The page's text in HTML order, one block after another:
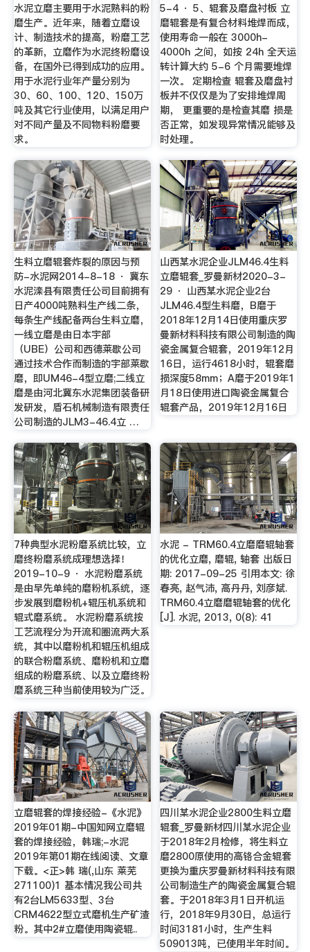
水泥立磨主要用于水泥熟料的粉
磨生产。近年来，随着立磨设
计、制造技术的提高，粉磨工艺
的革新，立磨作为水泥终粉磨设
备，在国外已得到成功的应用。
用于水泥行业年产量分别为
30、60、100、120、150万
吨及其它行业使用，以满足用户
对不同产量及不同物料粉磨要
求。
5-4 · 5、辊套及磨盘衬板 立
磨辊套是有复合材料堆焊而成，
使用寿命一般在 3000h-
4000h 之间，如按 24h 全天运
转计算大约 5-6 个月需要堆焊
一次。 定期检查 辊套及磨盘衬
板并不仅仅是为了安排堆焊周
期， 更重要的是检查其磨 损是
否正常，如发现异常情况能够及
时处理。
生料立磨辊套炸裂的原因与预
防-水泥网2014-8-18 · 冀东
水泥滦县有限责任公司目前拥有
日产4000吨熟料生产线二条，
每条生产线配备两台生料立磨，
一线立磨是由日本宇部
（UBE）公司和西德莱歇公司
通过技术合作而制造的宇部莱歇
磨，即UM46-4型立磨;二线立
磨是由河北冀东水泥集团装备研
发研发，盾石机械制造有限责任
公司制造的JLM3-46.4立 …
山西某水泥企业JLM46.4生料
立磨辊套_罗曼新材2020-3-
29 · 山西某水泥企业2台
JLM46.4型生料磨，B磨于
2018年12月14日使用重庆罗
曼新材料科技有限公司制造的陶
瓷金属复合辊套，2019年12月
16日，运行4618小时，辊套磨
损深度58mm；A磨于2019年1
月18日使用进口陶瓷金属复合
辊套产品，2019年12月16日
7种典型水泥粉磨系统比较，立
磨终粉磨系统成理想选择！
2019-10-9 · 水泥粉磨系统
是由早先单纯的磨粉机系统，逐
步发展到磨粉机+辊压机系统和
辊式磨系统。 水泥粉磨系统按
工艺流程分为开流和圈流两大系
统，其中以磨粉机和辊压机组成
的联合粉磨系统、磨粉机和立磨
组成的粉磨系统、以及立磨终粉
磨系统三种当前使用较为广泛。
水泥 - TRM60.4立磨磨辊轴套
的优化立磨, 磨辊, 轴套 出版日
期: 2017-09-25 引用本文: 徐
春亮, 赵气沛, 高丹丹, 刘彦斌.
TRM60.4立磨磨辊轴套的优化
[J]. 水泥, 2013, 0(8): 41
立磨辊套的焊接经验-《水泥》
2019年01期-中国知网立磨辊
套的焊接经验，韩瑞;-水泥
2019年第01期在线阅读、文章
下载。<正>韩 瑞(,山东 莱芜
271100)1 基本情况我公司共
有2台LM5633型、3台
CRM4622型立式磨机生产矿渣
粉。其中2#立磨使用陶瓷辊..
四川某水泥企业2800生料立磨
辊套_罗曼新材四川某水泥企业
于2018年2月检修，将生料立
磨2800原使用的高铬合金辊套
更换为重庆罗曼新材料科技有限
公司制造生产的陶瓷金属复合辊
套。于2018年3月1日开机运
行，2018年9月30日，总运行
时间3181小时，生产生料
509013吨，已使用半年时间。